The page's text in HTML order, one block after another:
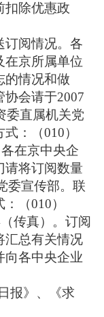
扣除优惠政
阅情况。各
在京所属单位
的情况和做
会请于2007
委直属机关党
：（010）
在京中央企
请将订阅数量
委宣传部。联
（010）
传真）。订阅
汇总有关情况
向各中央企业
报》、《求